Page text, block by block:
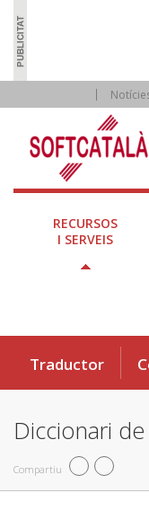
RECURSOS
I SERVEIS
Traductor
Diccionari
Compartiu